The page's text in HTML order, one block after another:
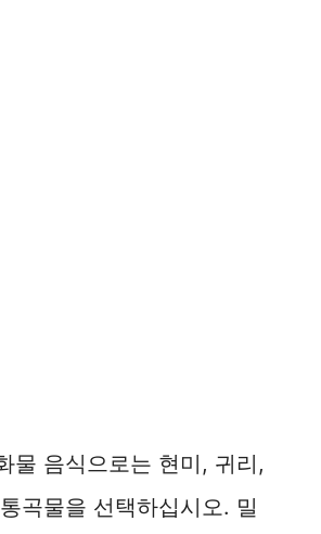
물 음식으로는 현미, 귀리,
곡물을 선택하십시오. 밀